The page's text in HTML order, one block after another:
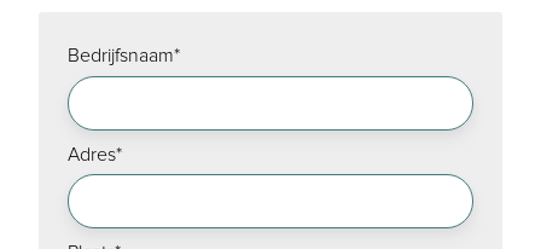
Bedrijfsnaam*
Adres*